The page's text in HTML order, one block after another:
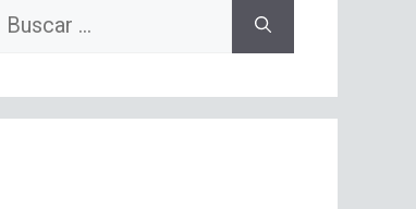
Buscar: